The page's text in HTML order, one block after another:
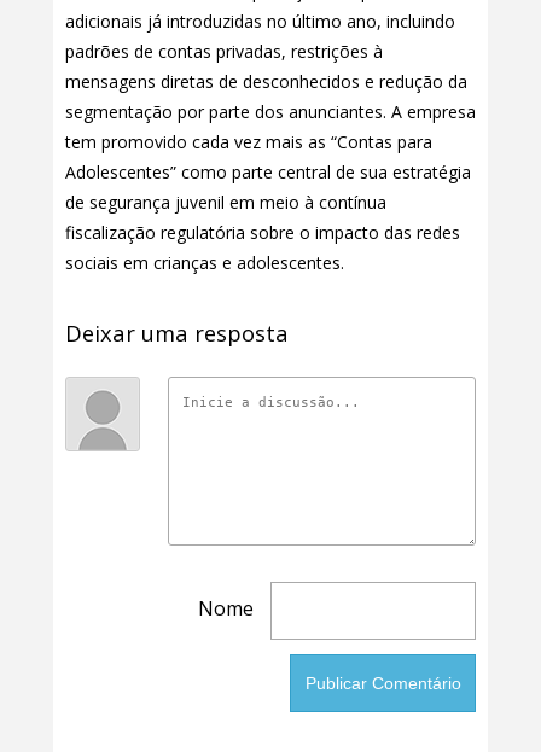
adicionais já introduzidas no último ano, incluindo
padrões de contas privadas, restrições à
mensagens diretas de desconhecidos e redução da
segmentação por parte dos anunciantes. A empresa
tem promovido cada vez mais as “Contas para
Adolescentes” como parte central de sua estratégia
de segurança juvenil em meio à contínua
fiscalização regulatória sobre o impacto das redes
sociais em crianças e adolescentes.
Deixar uma resposta
Nome